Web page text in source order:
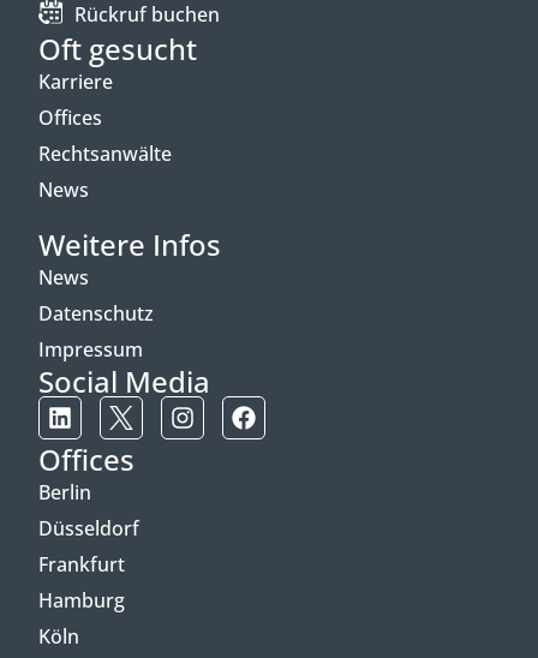
Rückruf buchen
Oft gesucht
Karriere
Offices
Rechtsanwälte
News
Weitere Infos
News
Datenschutz
Impressum
Social Media
Offices
Berlin
Düsseldorf
Frankfurt
Hamburg
Köln